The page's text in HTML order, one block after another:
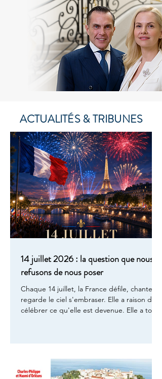
ACTUALITÉS & TRIBUNES
14 juillet 2026 : la question que nous
refusons de nous poser
Chaque 14 juillet, la France défile, chante,
regarde le ciel s'embraser. Elle a raison de
célébrer ce qu'elle est devenue. Elle a tort
de ce que nous célébrons ? En 1789, la prise
de la Bastille ouvrait une promesse : liberté,